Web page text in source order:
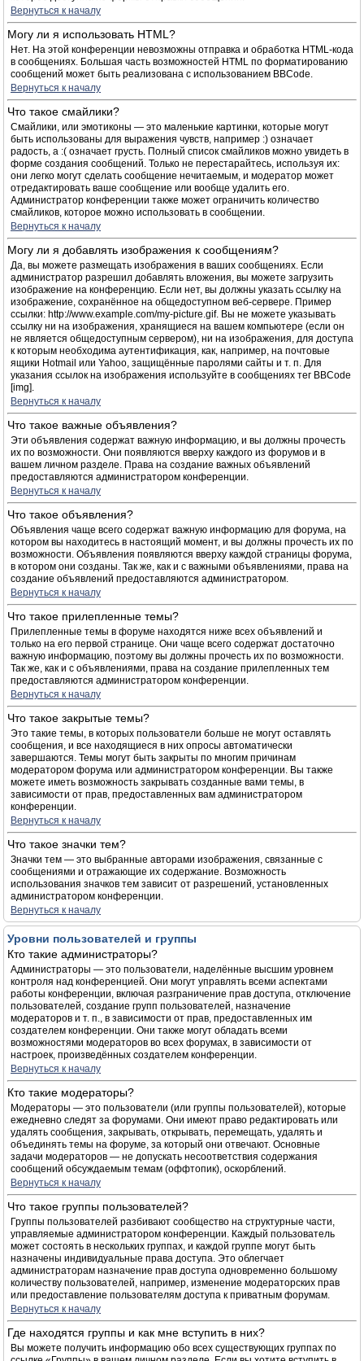
Вернуться к началу
Могу ли я использовать HTML?
Нет. На этой конференции невозможны отправка и обработка HTML-кода
в сообщениях. Большая часть возможностей HTML по форматированию
сообщений может быть реализована с использованием BBCode.
Вернуться к началу
Что такое смайлики?
Смайлики, или эмотиконы — это маленькие картинки, которые могут
быть использованы для выражения чувств, например :) означает
радость, а :( означает грусть. Полный список смайликов можно увидеть в
форме создания сообщений. Только не перестарайтесь, используя их:
они легко могут сделать сообщение нечитаемым, и модератор может
отредактировать ваше сообщение или вообще удалить его.
Администратор конференции также может ограничить количество
смайликов, которое можно использовать в сообщении.
Вернуться к началу
Могу ли я добавлять изображения к сообщениям?
Да, вы можете размещать изображения в ваших сообщениях. Если
администратор разрешил добавлять вложения, вы можете загрузить
изображение на конференцию. Если нет, вы должны указать ссылку на
изображение, сохранённое на общедоступном веб-сервере. Пример
ссылки: http://www.example.com/my-picture.gif. Вы не можете указывать
ссылку ни на изображения, хранящиеся на вашем компьютере (если он
не является общедоступным сервером), ни на изображения, для доступа
к которым необходима аутентификация, как, например, на почтовые
ящики Hotmail или Yahoo, защищённые паролями сайты и т. п. Для
указания ссылок на изображения используйте в сообщениях тег BBCode
[img].
Вернуться к началу
Что такое важные объявления?
Эти объявления содержат важную информацию, и вы должны прочесть
их по возможности. Они появляются вверху каждого из форумов и в
вашем личном разделе. Права на создание важных объявлений
предоставляются администратором конференции.
Вернуться к началу
Что такое объявления?
Объявления чаще всего содержат важную информацию для форума, на
котором вы находитесь в настоящий момент, и вы должны прочесть их по
возможности. Объявления появляются вверху каждой страницы форума,
в котором они созданы. Так же, как и с важными объявлениями, права на
создание объявлений предоставляются администратором.
Вернуться к началу
Что такое прилепленные темы?
Прилепленные темы в форуме находятся ниже всех объявлений и
только на его первой странице. Они чаще всего содержат достаточно
важную информацию, поэтому вы должны прочесть их по возможности.
Так же, как и с объявлениями, права на создание прилепленных тем
предоставляются администратором конференции.
Вернуться к началу
Что такое закрытые темы?
Это такие темы, в которых пользователи больше не могут оставлять
сообщения, и все находящиеся в них опросы автоматически
завершаются. Темы могут быть закрыты по многим причинам
модератором форума или администратором конференции. Вы также
можете иметь возможность закрывать созданные вами темы, в
зависимости от прав, предоставленных вам администратором
конференции.
Вернуться к началу
Что такое значки тем?
Значки тем — это выбранные авторами изображения, связанные с
сообщениями и отражающие их содержание. Возможность
использования значков тем зависит от разрешений, установленных
администратором конференции.
Вернуться к началу
Уровни пользователей и группы
Кто такие администраторы?
Администраторы — это пользователи, наделённые высшим уровнем
контроля над конференцией. Они могут управлять всеми аспектами
работы конференции, включая разграничение прав доступа, отключение
пользователей, создание групп пользователей, назначение
модераторов и т. п., в зависимости от прав, предоставленных им
создателем конференции. Они также могут обладать всеми
возможностями модераторов во всех форумах, в зависимости от
настроек, произведённых создателем конференции.
Вернуться к началу
Кто такие модераторы?
Модераторы — это пользователи (или группы пользователей), которые
ежедневно следят за форумами. Они имеют право редактировать или
удалять сообщения, закрывать, открывать, перемещать, удалять и
объединять темы на форуме, за который они отвечают. Основные
задачи модераторов — не допускать несоответствия содержания
сообщений обсуждаемым темам (оффтопик), оскорблений.
Вернуться к началу
Что такое группы пользователей?
Группы пользователей разбивают сообщество на структурные части,
управляемые администратором конференции. Каждый пользователь
может состоять в нескольких группах, и каждой группе могут быть
назначены индивидуальные права доступа. Это облегчает
администраторам назначение прав доступа одновременно большому
количеству пользователей, например, изменение модераторских прав
или предоставление пользователям доступа к приватным форумам.
Вернуться к началу
Где находятся группы и как мне вступить в них?
Вы можете получить информацию обо всех существующих группах по